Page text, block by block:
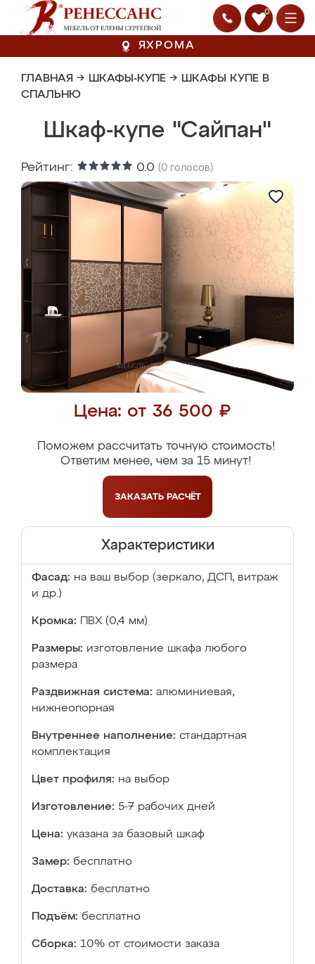
0
ЯХРОМА
ГЛАВНАЯ → ШКАФЫ-КУПЕ → ШКАФЫ КУПЕ В
СПАЛЬНЮ
Шкаф-купе "Сайпан"
Рейтинг: 0.0 (0 голосов)
Цена: от 36 500 ₽
Поможем рассчитать точную стоимость!
Ответим менее, чем за 15 минут!
ЗАКАЗАТЬ РАСЧЁТ
Характеристики
Фасад: на ваш выбор (зеркало, ДСП, витраж
и др.)
Кромка: ПВХ (0,4 мм)
Размеры: изготовление шкафа любого
размера
Раздвижная система: алюминиевая,
нижнеопорная
Внутреннее наполнение: стандартная
комплектация
Цвет профиля: на выбор
Изготовление: 5-7 рабочих дней
Цена: указана за базовый шкаф
Замер: бесплатно
Доставка: бесплатно
Подъём: бесплатно
Сборка: 10% от стоимости заказа